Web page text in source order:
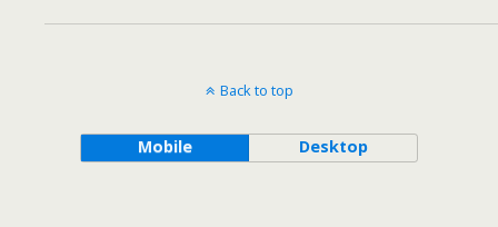
Back to top
Mobile Desktop